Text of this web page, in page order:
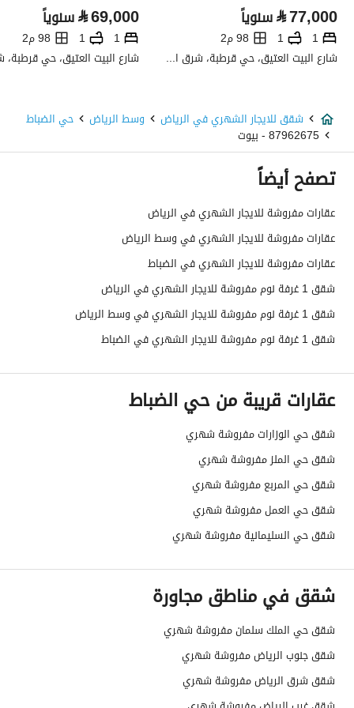
نوع الإعلان
استخدام العقار
-
السعر
4000
المساحة
خدمات العقار
صرف صحي نعم
تفاصيل اضافية
عمر العقار
جديد
عرض الشارع
0
رقم المخطط
رقم صك الملكية
300002103994
واجهة العقار
-
الضمانات والمدة
-
قنوات الاعلان
أخرى ،منصات التواصل الإجتماعي
هل يوجد اي التزام على
العقار ؟
لا يوجد
⃁77,000 سنوياً
1
1
98 م2
شارع البيت العتيق، حي قرطبة، شرق الرياض، الرياض
⃁69,000 سنوياً
1
1 98 م2
شقق للايجار الشهري في الرياض وسط الرياض حي الضباط
87962675 - بيوت
تصفح أيضاً
عقارات مفروشة للايجار الشهري في الرياض
عقارات مفروشة للايجار الشهري في وسط الرياض
عقارات مفروشة للايجار الشهري في الضباط
شقق 1 غرفة نوم مفروشة للايجار الشهري في الرياض
شقق 1 غرفة نوم مفروشة للايجار الشهري في وسط الرياض
شقق 1 غرفة نوم مفروشة للايجار الشهري في الضباط
عقارات قريبة من حي الضباط
شقق حي الوزارات مفروشة شهري
شقق حي الملز مفروشة شهري
شقق حي المربع مفروشة شهري
شقق حي العمل مفروشة شهري
شقق حي السليمانية مفروشة شهري
شقق في مناطق مجاورة
شقق حي الملك سلمان مفروشة شهري
شقق جنوب الرياض مفروشة شهري
شقق شرق الرياض مفروشة شهري